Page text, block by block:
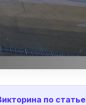
по статье